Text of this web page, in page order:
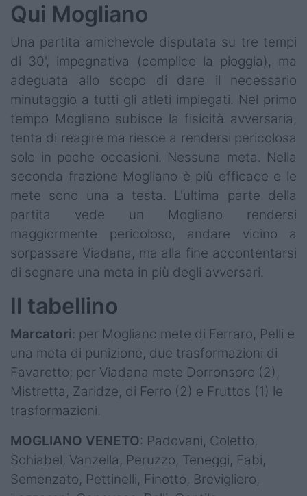
Qui Mogliano
Una partita amichevole disputata su tre tempi
di 30', impegnativa (complice la pioggia), ma
adeguata allo scopo di dare il necessario
minutaggio a tutti gli atleti impiegati. Nel primo
tempo Mogliano subisce la fisicità avversaria,
tenta di reagire ma riesce a rendersi pericolosa
solo in poche occasioni. Nessuna meta. Nella
seconda frazione Mogliano è più efficace e le
mete sono una a testa. L'ultima parte della
partita vede un Mogliano rendersi
maggiormente pericoloso, andare vicino a
sorpassare Viadana, ma alla fine accontentarsi
di segnare una meta in più degli avversari.
Il tabellino
Marcatori: per Mogliano mete di Ferraro, Pelli e
una meta di punizione, due trasformazioni di
Favaretto; per Viadana mete Dorronsoro (2),
Mistretta, Zaridze, di Ferro (2) e Fruttos (1) le
trasformazioni.
MOGLIANO VENETO: Padovani, Coletto,
Schiabel, Vanzella, Peruzzo, Teneggi, Fabi,
Semenzato, Pettinelli, Finotto, Brevigliero,